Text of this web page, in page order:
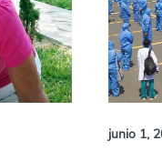
junio 1,